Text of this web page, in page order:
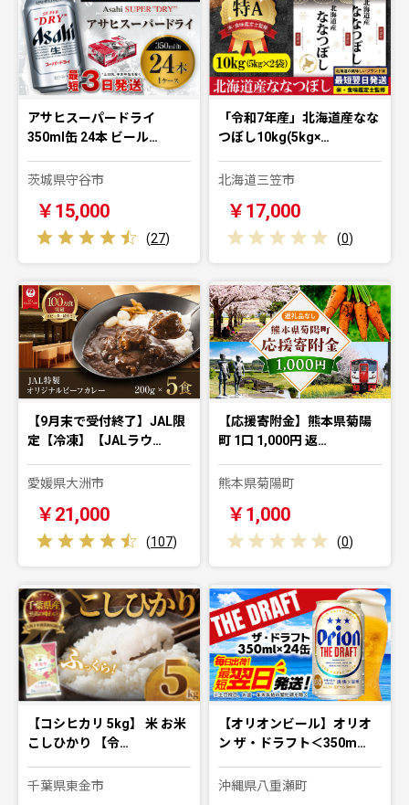
アサヒスーパードライ
350ml缶 24本 ビール…
茨城県守谷市
￥15,000
(27)
「令和7年産」北海道産なな
つぼし10kg(5kg×…
北海道三笠市
￥17,000
(0)
【9月末で受付終了】JAL限
定【冷凍】【JALラウ…
愛媛県大洲市
￥21,000
(107)
【応援寄附金】熊本県菊陽
町 1口 1,000円 返…
熊本県菊陽町
￥1,000
(0)
【コシヒカリ 5kg】 米 お米
こしひかり 【令…
千葉県東金市
【オリオンビール】オリオ
ン ザ・ドラフト＜350m…
沖縄県八重瀬町